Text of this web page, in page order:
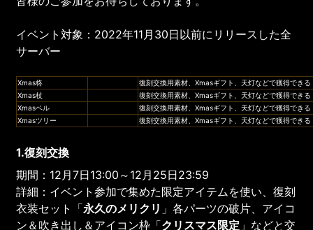
イベント対象：2022年11月30日以前にリリースした全
サーバー
Xmas柊
復刻交換用素材、Xmasギフト、天灯などで獲得できる
Xmas杖
復刻交換用素材、Xmasギフト、天灯などで獲得できる
Xmasベル
復刻交換用素材、Xmasギフト、天灯などで獲得できる
Xmasツリー
復刻交換用素材、Xmasギフト、天灯などで獲得できる
1.復刻交換
期間：12月7日13:00～12月25日23:59
詳細：イベント参加で集めた限定アイテムを使い、復刻
衣装セット「永久のメリクリ 」各パーツの破片、アイコ
ン＆吹き出し＆アイコン枠「クリスマス限定 」などと交